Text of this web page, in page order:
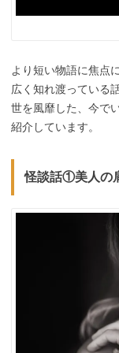
より短い物語に焦点
広く知れ渡っている
世を風靡した、今で
紹介しています。
怪談話①美人の